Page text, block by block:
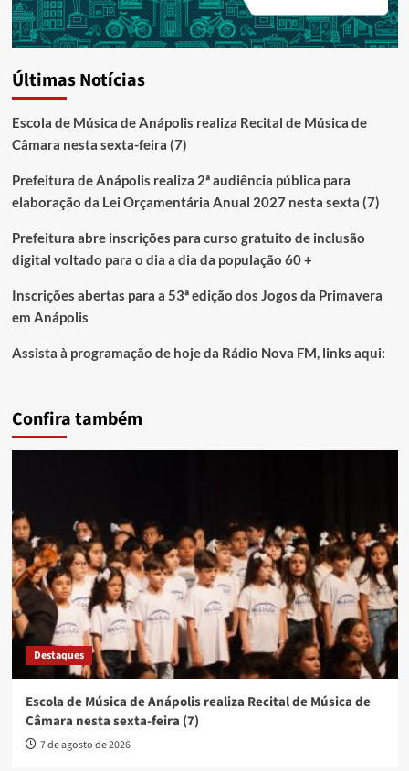
Últimas Notícias
Escola de Música de Anápolis realiza Recital de Música de
Câmara nesta sexta-feira (7)
Prefeitura de Anápolis realiza 2ª audiência pública para
elaboração da Lei Orçamentária Anual 2027 nesta sexta (7)
Prefeitura abre inscrições para curso gratuito de inclusão
digital voltado para o dia a dia da população 60 +
Inscrições abertas para a 53ª edição dos Jogos da Primavera
em Anápolis
Assista à programação de hoje da Rádio Nova FM, links aqui:
Confira também
Destaques
Escola de Música de Anápolis realiza Recital de Música de
Câmara nesta sexta-feira (7)
7 de agosto de 2026